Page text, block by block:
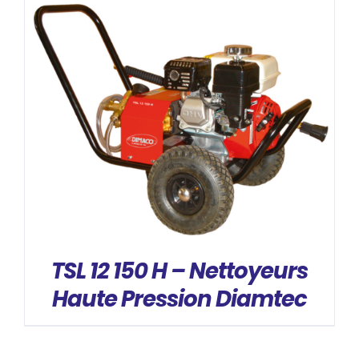
DÉTAILS
TSL 12 150 H – Nettoyeurs
Haute Pression Diamtec